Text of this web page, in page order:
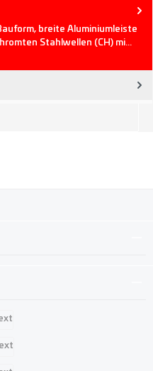
breite Aluminiumleiste
Stahlwellen (CH) mi…